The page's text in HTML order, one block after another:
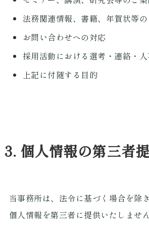
法務関連情報、書籍、年賀状等
お問い合わせへの対応
採用活動における選考・連絡・
上記に付随する目的
3. 個人情報の第三者
当事務所は、法令に基づく場合を除
個人情報を第三者に提供いたしません